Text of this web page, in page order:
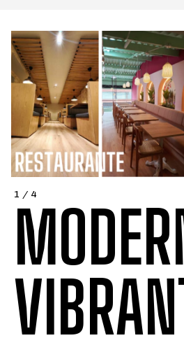
retroceso estratégico que crea una
ideal para ambientes modernos y
Materiales de Alta Calidad:
utilizando maderas de origen legal y
protegen y resaltan la veta natural.
ESPECIFICACIONES TÉCNICAS
Material:Madera maciza y acabados
resistencia.
sintético de fácil limpieza.
Dimensiones disponibles:
Doble
(200x200).
Pregunta por medidas
Color:
Tono madera natural (Roble/
blanco hueso.
El toque Legno:
Cada pieza es
garantizando que los detalles de
únicos para tu hogar. Diseño con
Colombia.
1 / 4